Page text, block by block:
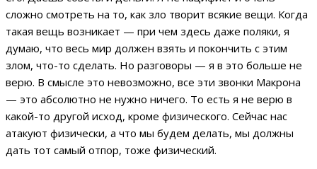
сложно смотреть на то, как зло творит всякие вещи. Когда
такая вещь возникает — при чем здесь даже поляки, я
думаю, что весь мир должен взять и покончить с этим
злом, что-то сделать. Но разговоры — я в это больше не
верю. В смысле это невозможно, все эти звонки Макрона
— это абсолютно не нужно ничего. То есть я не верю в
какой-то другой исход, кроме физического. Сейчас нас
атакуют физически, а что мы будем делать, мы должны
дать тот самый отпор, тоже физический.